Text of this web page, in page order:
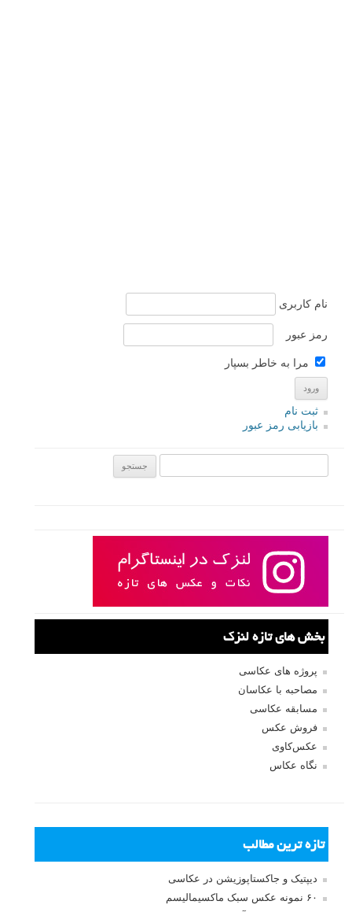
نام کاربری
رمز عبور
مرا به خاطر بسپار
ثبت نام
بازیابی رمز عبور
بخش های تازه لنزک
پروژه های عکاسی
مصاحبه با عکاسان
مسابقه عکاسی
فروش عکس
عکس‌کاوی
نگاه عکاس
تازه ترین مطالب
دیپتیک و جاکستا‌پوزیشن در عکاسی
۶۰ نمونه عکس سبک ماکسیمالیسم